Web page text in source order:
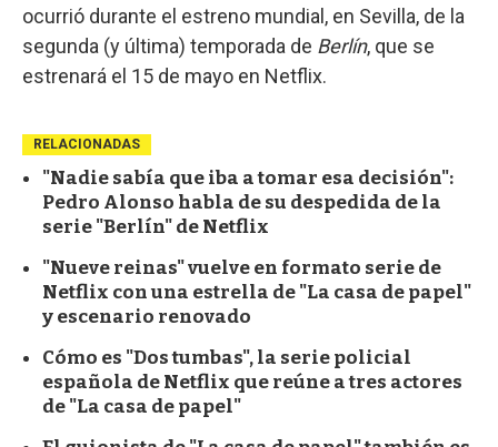
ocurrió durante el estreno mundial, en Sevilla, de la
segunda (y última) temporada de Berlín, que se
estrenará el 15 de mayo en Netflix.
RELACIONADAS
"Nadie sabía que iba a tomar esa decisión":
Pedro Alonso habla de su despedida de la
serie "Berlín" de Netflix
"Nueve reinas" vuelve en formato serie de
Netflix con una estrella de "La casa de papel"
y escenario renovado
Cómo es "Dos tumbas", la serie policial
española de Netflix que reúne a tres actores
de "La casa de papel"